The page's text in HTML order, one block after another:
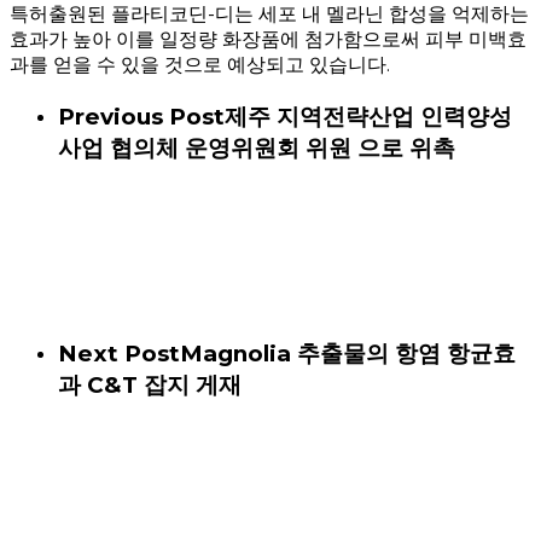
특허출원된 플라티코딘-디는 세포 내 멜라닌 합성을 억제하는
효과가 높아 이를 일정량 화장품에 첨가함으로써 피부 미백효
과를 얻을 수 있을 것으로 예상되고 있습니다.
Previous Post제주 지역전략산업 인력양성
사업 협의체 운영위원회 위원 으로 위촉
Next PostMagnolia 추출물의 항염 항균효
과 C&T 잡지 게재